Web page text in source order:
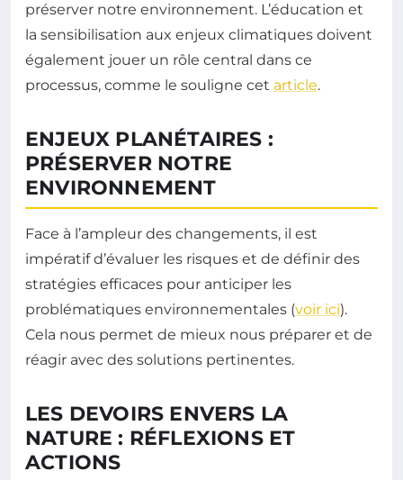
préserver notre environnement. L’éducation et
la sensibilisation aux enjeux climatiques doivent
également jouer un rôle central dans ce
processus, comme le souligne cet article.
ENJEUX PLANÉTAIRES :
PRÉSERVER NOTRE
ENVIRONNEMENT
Face à l’ampleur des changements, il est
impératif d’évaluer les risques et de définir des
stratégies efficaces pour anticiper les
problématiques environnementales (voir ici).
Cela nous permet de mieux nous préparer et de
réagir avec des solutions pertinentes.
LES DEVOIRS ENVERS LA
NATURE : RÉFLEXIONS ET
ACTIONS